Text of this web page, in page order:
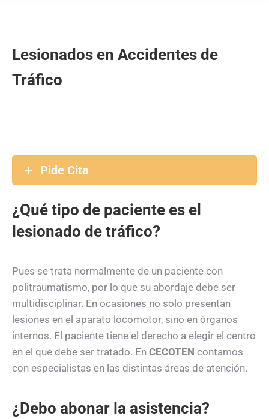
Lesionados en Accidentes de
Tráfico
Pide Cita
¿Qué tipo de paciente es el
lesionado de tráfico?
Pues se trata normalmente de un paciente con
politraumatismo, por lo que su abordaje debe ser
multidisciplinar. En ocasiones no solo presentan
lesiones en el aparato locomotor, sino en órganos
internos. El paciente tiene el derecho a elegir el centro
en el que debe ser tratado. En CECOTEN contamos
con especialistas en las distintas áreas de atención.
¿Debo abonar la asistencia?